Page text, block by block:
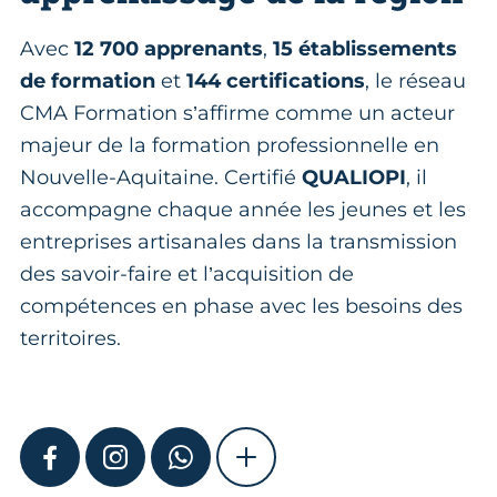
Avec 12 700 apprenants, 15 établissements
de formation et 144 certifications, le réseau
CMA Formation s’affirme comme un acteur
majeur de la formation professionnelle en
Nouvelle-Aquitaine. Certifié QUALIOPI, il
accompagne chaque année les jeunes et les
entreprises artisanales dans la transmission
des savoir-faire et l’acquisition de
compétences en phase avec les besoins des
territoires.
FACEBOOKINSTAGRAMWHATSAPPSHOW MORE